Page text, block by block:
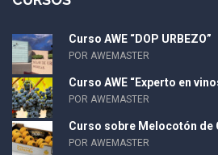
Curso AWE “DOP URBEZO”
POR AWEMASTER
Curso AWE “Experto en
POR AWEMASTER
Curso sobre Melocotón de
POR AWEMASTER